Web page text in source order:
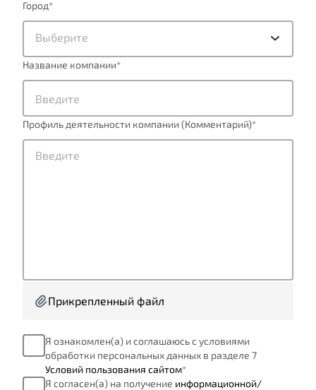
Город*
Выберите
Название компании*
Профиль деятельности компании (Комментарий)*
Прикрепленный файл
Я ознакомлен(а) и соглашаюсь с условиями
обработки персональных данных в разделе 7
Условий пользования сайтом*
Я согласен(а) на получение информационной/